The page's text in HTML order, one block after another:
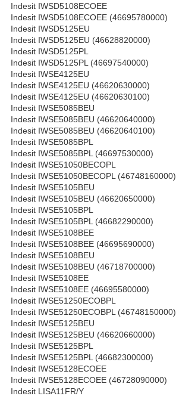
Indesit IWSD5108ECOEE
Indesit IWSD5108ECOEE (46695780000)
Indesit IWSD5125EU
Indesit IWSD5125EU (46628820000)
Indesit IWSD5125PL
Indesit IWSD5125PL (46697540000)
Indesit IWSE4125EU
Indesit IWSE4125EU (46620630000)
Indesit IWSE4125EU (46620630100)
Indesit IWSE5085BEU
Indesit IWSE5085BEU (46620640000)
Indesit IWSE5085BEU (46620640100)
Indesit IWSE5085BPL
Indesit IWSE5085BPL (46697530000)
Indesit IWSE51050BECOPL
Indesit IWSE51050BECOPL (46748160000)
Indesit IWSE5105BEU
Indesit IWSE5105BEU (46620650000)
Indesit IWSE5105BPL
Indesit IWSE5105BPL (46682290000)
Indesit IWSE5108BEE
Indesit IWSE5108BEE (46695690000)
Indesit IWSE5108BEU
Indesit IWSE5108BEU (46718700000)
Indesit IWSE5108EE
Indesit IWSE5108EE (46695580000)
Indesit IWSE51250ECOBPL
Indesit IWSE51250ECOBPL (46748150000)
Indesit IWSE5125BEU
Indesit IWSE5125BEU (46620660000)
Indesit IWSE5125BPL
Indesit IWSE5125BPL (46682300000)
Indesit IWSE5128ECOEE
Indesit IWSE5128ECOEE (46728090000)
Indesit LISA11FR/Y